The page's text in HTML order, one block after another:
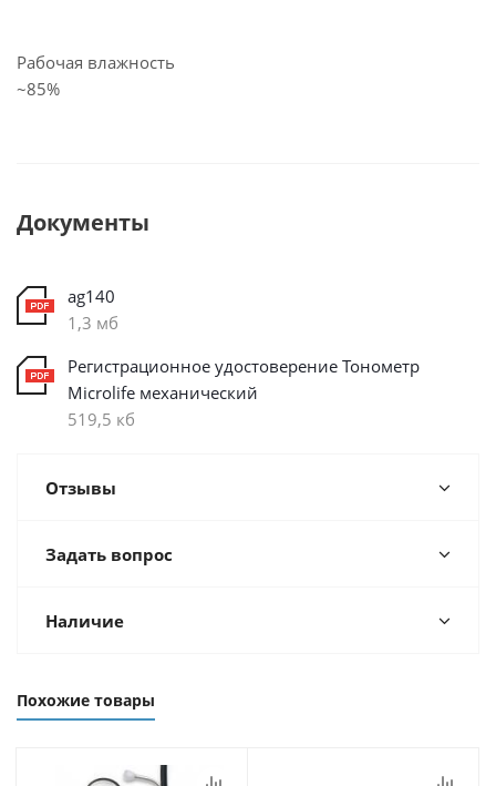
Рабочая влажность
~85%
Документы
ag140
1,3 мб
Регистрационное удостоверение Тонометр
Microlife механический
519,5 кб
Отзывы
Задать вопрос
Наличие
Похожие товары